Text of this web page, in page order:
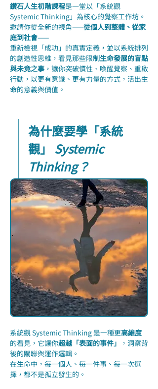
鑽石人生初階課程是一堂以「系統觀
Systemic Thinking」為核心的覺察工作坊。
邀請你從全新的視角——從個人到整體、從家
庭到社會——
重新檢視「成功」的真實定義，並以系統排列
的創造性思維，看見那些限制生命發展的盲點
與未竟之事 ，讓你突破慣性、喚醒覺察、重啟
行動，以更有意識、更有力量的方式，活出生
命的意義與價值。
為什麼要學「系統
觀」 Systemic
Thinking？
系統觀 Systemic Thinking 是一種更高維度
的看見，它讓你超越「表面的事件」
，洞察背
後的關聯與運作邏輯。
在生命中，每一個人、每一件事、每一次選
擇，都不是孤立發生的。